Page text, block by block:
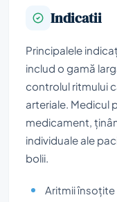
Indicatii
Principalele
includ o gamă
controlul ritmului
arteriale. Medicul
medicament,
individuale ale
bolii.
Aritmii însoțite